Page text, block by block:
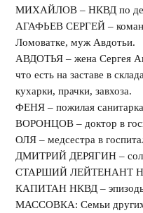
МИХАЙЛОВ – НКВД по
АГАФЬЕВ СЕРГЕЙ –
Ломоватке, муж Авдотьи.
АВДОТЬЯ – жена Сергея
что есть на заставе в
кухарки, прачки, завхоза.
ФЕНЯ – пожилая
ВОРОНЦОВ – доктор в
ОЛЯ – медсестра в
ДМИТРИЙ ДЕРЯГИН –
СТАРШИЙ ЛЕЙТЕНАНТ
КАПИТАН НКВД –
МАССОВКА: Семьи других